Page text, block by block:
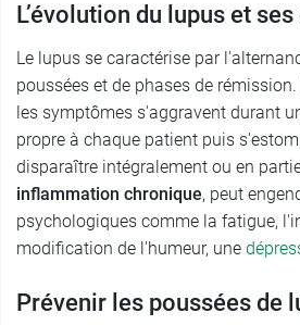
L’évolution du lupus et
Le lupus se caractérise par
poussées et de phases de
les symptômes s'aggravent durant
propre à chaque patient puis
disparaître intégralement ou en
inflammation chronique, peut
psychologiques comme la fatigue,
modification de l'humeur, une
Prévenir les poussées de